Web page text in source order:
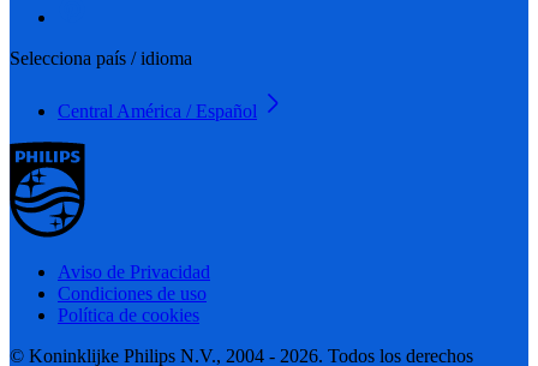
Selecciona país / idioma
Central América / Español
Aviso de Privacidad
Condiciones de uso
Política de cookies
© Koninklijke Philips N.V., 2004 - 2026. Todos los derechos